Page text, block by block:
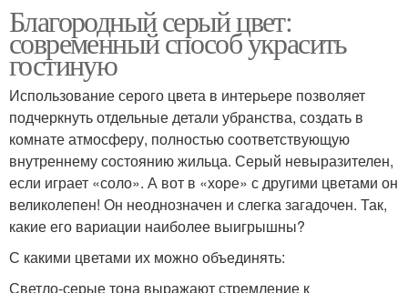
Благородный серый цвет:
современный способ украсить
гостиную
Использование серого цвета в интерьере позволяет
подчеркнуть отдельные детали убранства, создать в
комнате атмосферу, полностью соответствующую
внутреннему состоянию жильца. Серый невыразителен,
если играет «соло». А вот в «хоре» с другими цветами он
великолепен! Он неоднозначен и слегка загадочен. Так,
какие его вариации наиболее выигрышны?
С какими цветами их можно объединять:
Светло-серые тона выражают стремление к